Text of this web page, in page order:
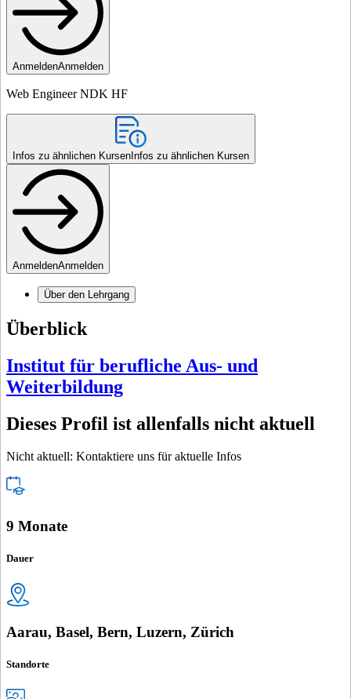
AnmeldenAnmelden
Web Engineer NDK HF
Infos zu ähnlichen Kursen Infos zu ähnlichen Kursen
AnmeldenAnmelden
Über den Lehrgang
Überblick
Institut für berufliche Aus- und
Weiterbildung
Dieses Profil ist allenfalls nicht aktuell
Nicht aktuell: Kontaktiere uns für aktuelle Infos
9 Monate
Dauer
Aarau, Basel, Bern, Luzern, Zürich
Standorte